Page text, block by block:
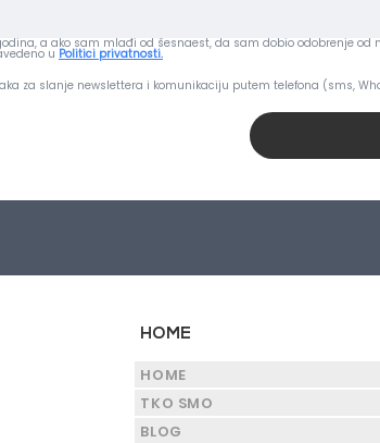
a ako sam mlađi od šesnaest, da sam dobio odobrenje od
u Politici privatnosti.
za slanje newslettera i komunikaciju putem telefona (sms,
HOME
HOME
TKO SMO
BLOG